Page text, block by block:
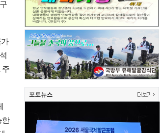
주
한
포토뉴스